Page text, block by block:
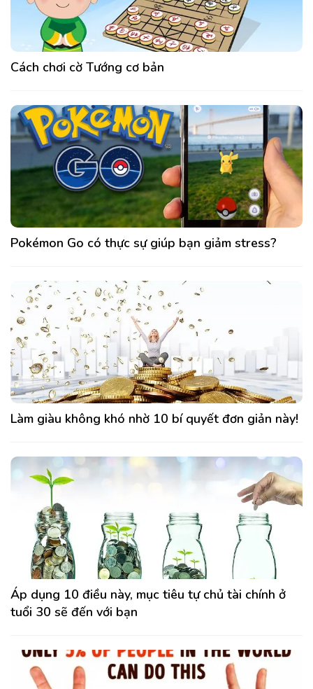
Cách chơi cờ Tướng cơ bản
Pokémon Go có thực sự giúp bạn giảm stress?
Làm giàu không khó nhờ 10 bí quyết đơn giản này!
Áp dụng 10 điều này, mục tiêu tự chủ tài chính ở
tuổi 30 sẽ đến với bạn